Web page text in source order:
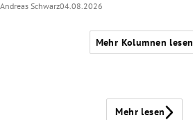
Andreas Schwarz04.08.2026
Mehr Kolumnen lesen
Mehr lesen